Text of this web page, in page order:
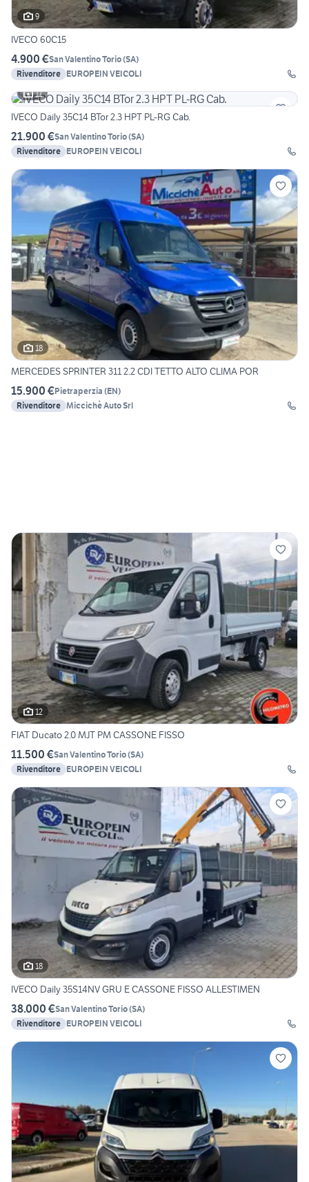
9
IVECO 60C15
4.900 €San Valentino Torio(SA)
Rivenditore EUROPEIN VEICOLI
11
IVECO Daily 35C14 BTor 2.3 HPT PL-RG Cab.
21.900 €San Valentino Torio(SA)
Rivenditore EUROPEIN VEICOLI
18
MERCEDES SPRINTER 311 2.2 CDI TETTO ALTO CLIMA POR
15.900 €Pietraperzia (EN)
Rivenditore Miccichè Auto Srl
12
FIAT Ducato 2.0 MJT PM CASSONE FISSO
11.500 €San Valentino Torio(SA)
Rivenditore EUROPEIN VEICOLI
18
IVECO Daily 35S14NV GRU E CASSONE FISSO ALLESTIMEN
38.000 €San Valentino Torio(SA)
Rivenditore EUROPEIN VEICOLI